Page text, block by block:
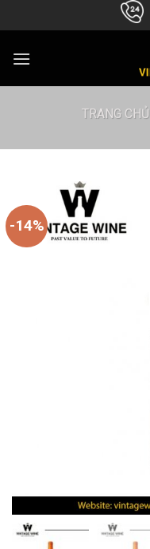
to
TRANG CHỦ
-14%